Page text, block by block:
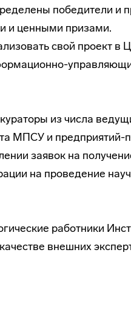
победители и
и ценными призами.
свой проект в
из числа
МПСУ и предприятий-
заявок на
на проведение
работники
внешних